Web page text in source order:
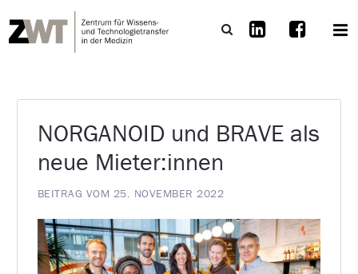
NORGANOID und BRAVE als
neue Mieter:innen
BEITRAG VOM 25. NOVEMBER 2022